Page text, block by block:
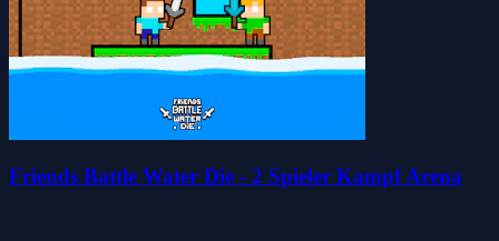
Friends Battle Water Die - 2 Spieler Kampf Arena